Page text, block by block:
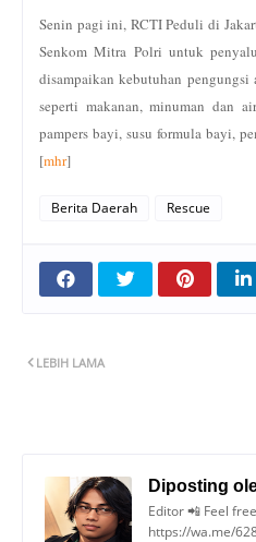
Senin pagi ini, RCTI Peduli di
Senkom Mitra Polri untuk
disampaikan kebutuhan
seperti makanan, minuman dan
pampers bayi, susu formula bayi,
[mhr]
Berita Daerah Rescue
LEBIH LAMA
Diposting
Editor 📲 Feel
https://wa.me/